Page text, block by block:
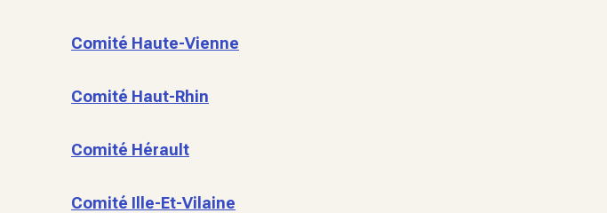
Comité Haute-Vienne
Comité Haut-Rhin
Comité Hérault
Comité Ille-Et-Vilaine